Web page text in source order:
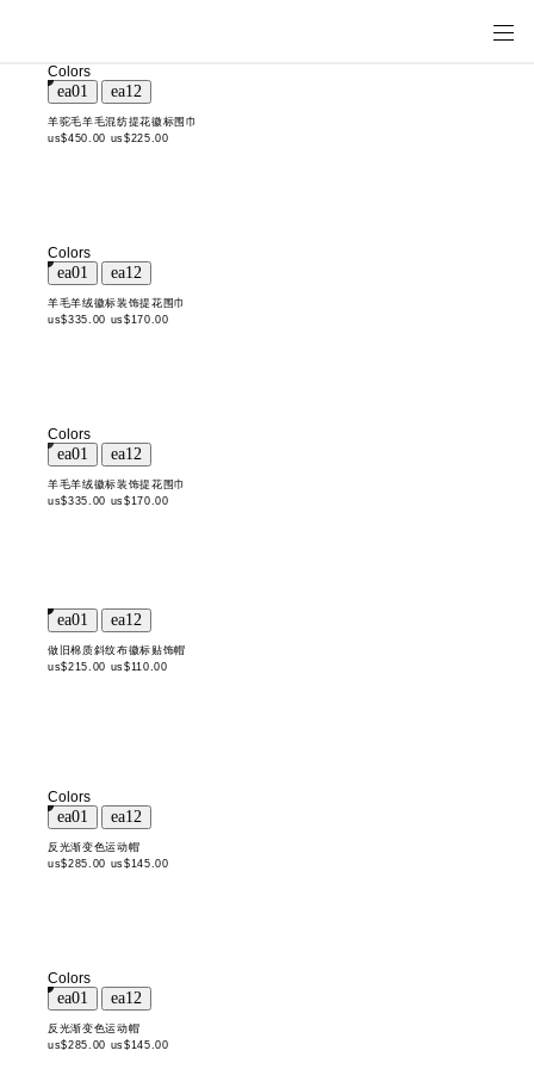
Colors
羊驼毛羊毛混纺提花徽标围巾
us$450.00 us$225.00
Colors
羊毛羊绒徽标装饰提花围巾
us$335.00 us$170.00
Colors
羊毛羊绒徽标装饰提花围巾
us$335.00 us$170.00
做旧棉质斜纹布徽标贴饰帽
us$215.00 us$110.00
Colors
反光渐变色运动帽
us$285.00 us$145.00
Colors
反光渐变色运动帽
us$285.00 us$145.00